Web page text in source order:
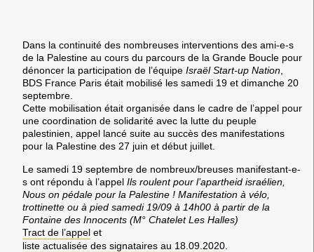
Dans la continuité des nombreuses interventions des ami-e-s
de la Palestine au cours du parcours de la Grande Boucle pour
dénoncer la participation de l’équipe Israël Start-up Nation,
BDS France Paris était mobilisé les samedi 19 et dimanche 20
septembre.
Cette mobilisation était organisée dans le cadre de l’appel pour
une coordination de solidarité avec la lutte du peuple
palestinien, appel lancé suite au succès des manifestations
pour la Palestine des 27 juin et début juillet.
Le samedi 19 septembre de nombreux/breuses manifestant-e-
s ont répondu à l’appel Ils roulent pour l’apartheid israélien,
Nous on pédale pour la Palestine ! Manifestation à vélo,
trottinette ou à pied samedi 19/09 à 14h00 à partir de la
Fontaine des Innocents (M° Chatelet Les Halles)
Tract de l’appel et
liste actualisée des signataires au 18.09.2020